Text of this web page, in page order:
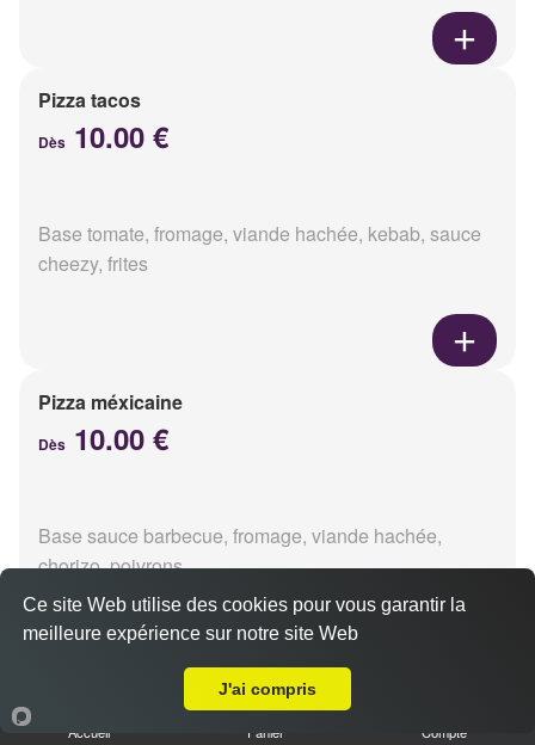
Pizza tacos
Dès 10.00 €
Base tomate, fromage, viande hachée, kebab, sauce
cheezy, frites
Pizza méxicaine
Dès 10.00 €
Base sauce barbecue, fromage, viande hachée,
chorizo, poivrons
Accueil Panier Compte
Ce site Web utilise des cookies pour vous garantir la
meilleure expérience sur notre site Web
J'ai compris